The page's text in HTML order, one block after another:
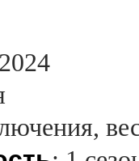
2024